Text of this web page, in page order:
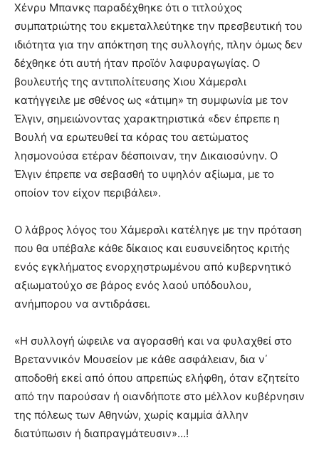
Χένρυ Μπανκς παραδέχθηκε ότι ο τιτλούχος
συμπατριώτης του εκμεταλλεύτηκε την πρεσβευτική του
ιδιότητα για την απόκτηση της συλλογής, πλην όμως δεν
δέχθηκε ότι αυτή ήταν προϊόν λαφυραγωγίας. Ο
βουλευτής της αντιπολίτευσης Χιου Χάμερσλι
κατήγγειλε με σθένος ως «άτιμη» τη συμφωνία με τον
Έλγιν, σημειώνοντας χαρακτηριστικά «δεν έπρεπε η
Βουλή να ερωτευθεί τα κόρας του αετώματος
λησμονούσα ετέραν δέσποιναν, την Δικαιοσύνην. Ο
Έλγιν έπρεπε να σεβασθή το υψηλόν αξίωμα, με το
οποίον τον είχον περιβάλει».
Ο λάβρος λόγος του Χάμερσλι κατέληγε με την πρόταση
που θα υπέβαλε κάθε δίκαιος και ευσυνείδητος κριτής
ενός εγκλήματος ενορχηστρωμένου από κυβερνητικό
αξιωματούχο σε βάρος ενός λαού υπόδουλου,
ανήμπορου να αντιδράσει.
«Η συλλογή ώφειλε να αγορασθή και να φυλαχθεί στο
Βρεταννικόν Μουσείον με κάθε ασφάλειαν, δια ν΄
αποδοθή εκεί από όπου απρεπώς ελήφθη, όταν εζητείτο
από την παρούσαν ή οιανδήποτε στο μέλλον κυβέρνησιν
της πόλεως των Αθηνών, χωρίς καμμία άλλην
διατύπωσιν ή διαπραγμάτευσιν»…!